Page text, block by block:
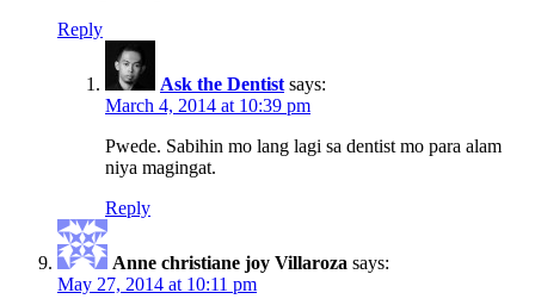
Reply
Ask the Dentist says:
March 4, 2014 at 10:39 pm
Pwede. Sabihin mo lang lagi sa dentist mo para alam
niya magingat.
Reply
Anne christiane joy Villaroza says:
May 27, 2014 at 10:11 pm